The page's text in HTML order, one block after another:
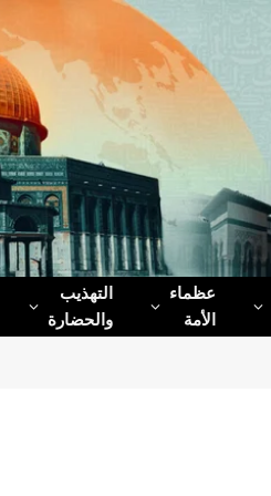
عظماء‌
الأمة
التهذيب
والحضارة